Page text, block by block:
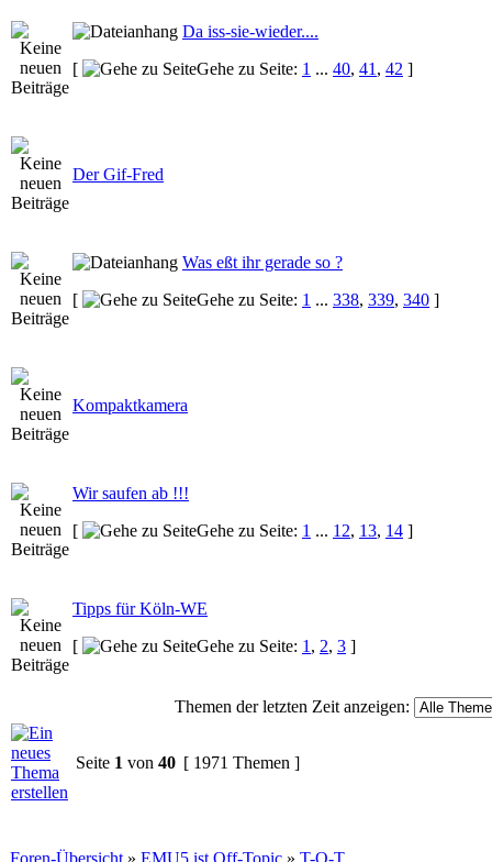
Da iss-sie-wieder....
[
Gehe zu Seite: 1 ... 40, 41 , 42 ]
Der Gif-Fred
Was eßt ihr gerade so ?
[
Gehe zu Seite: 1 ... 338, 339, 340 ]
Kompaktkamera
Wir saufen ab !!!
[
Gehe zu Seite: 1 ... 12, 13, 14 ]
Tipps für Köln-WE
[
Gehe zu Seite: 1 , 2, 3 ]
Themen der letzten Zeit anzeigen:
Seite 1 von 40 [ 1971 Themen ]
Foren-Übersicht » EMU5 ist Off-Topic » T-O-T